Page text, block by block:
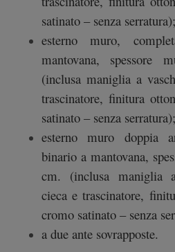
satinato – senza serratura);
esterno muro,
mantovana, spessore
(inclusa maniglia a
trascinatore, finitura
satinato – senza serratura);
esterno muro doppia
binario a mantovana,
cm. (inclusa maniglia
cieca e trascinatore,
cromo satinato – senza
a due ante sovrapposte.